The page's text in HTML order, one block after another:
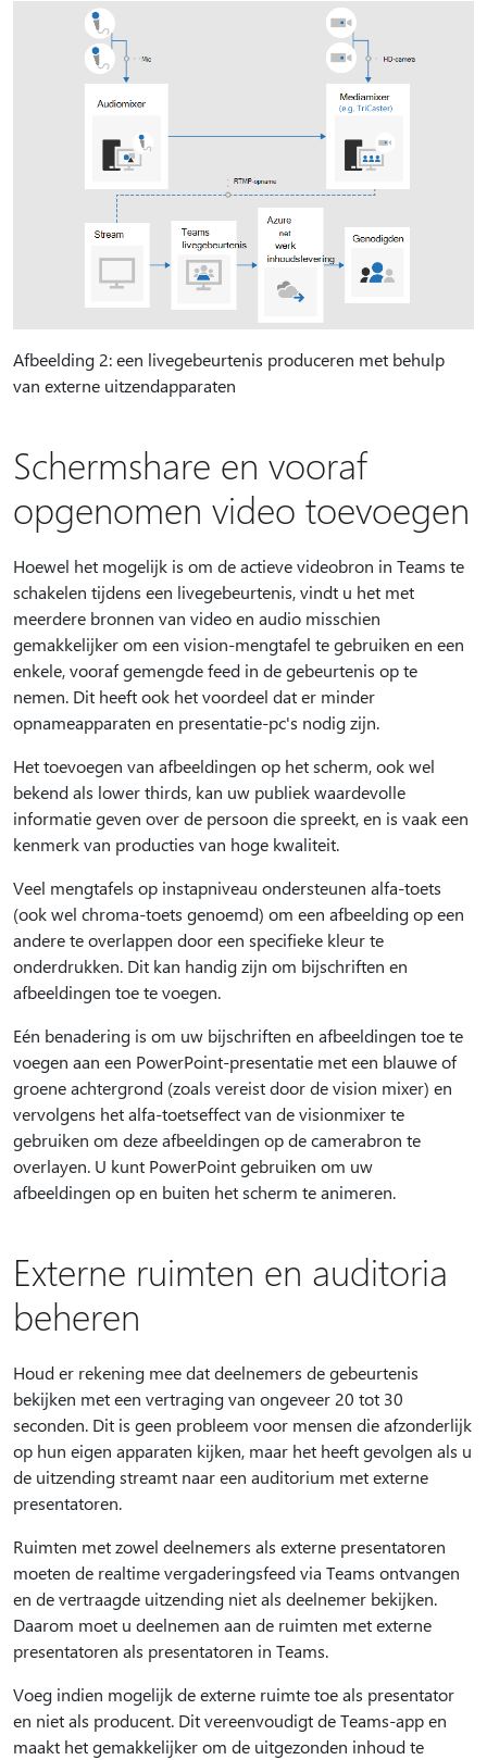
Afbeelding 2: een livegebeurtenis produceren met behulp
van externe uitzendapparaten
Schermshare en vooraf
opgenomen video toevoegen
Hoewel het mogelijk is om de actieve videobron in Teams te
schakelen tijdens een livegebeurtenis, vindt u het met
meerdere bronnen van video en audio misschien
gemakkelijker om een vision-mengtafel te gebruiken en een
enkele, vooraf gemengde feed in de gebeurtenis op te
nemen. Dit heeft ook het voordeel dat er minder
opnameapparaten en presentatie-pc's nodig zijn.
Het toevoegen van afbeeldingen op het scherm, ook wel
bekend als lower thirds, kan uw publiek waardevolle
informatie geven over de persoon die spreekt, en is vaak een
kenmerk van producties van hoge kwaliteit.
Veel mengtafels op instapniveau ondersteunen alfa-toets
(ook wel chroma-toets genoemd) om een afbeelding op een
andere te overlappen door een specifieke kleur te
onderdrukken. Dit kan handig zijn om bijschriften en
afbeeldingen toe te voegen.
Eén benadering is om uw bijschriften en afbeeldingen toe te
voegen aan een PowerPoint-presentatie met een blauwe of
groene achtergrond (zoals vereist door de vision mixer) en
vervolgens het alfa-toetseffect van de visionmixer te
gebruiken om deze afbeeldingen op de camerabron te
overlayen. U kunt PowerPoint gebruiken om uw
afbeeldingen op en buiten het scherm te animeren.
Externe ruimten en auditoria
beheren
Houd er rekening mee dat deelnemers de gebeurtenis
bekijken met een vertraging van ongeveer 20 tot 30
seconden. Dit is geen probleem voor mensen die afzonderlijk
op hun eigen apparaten kijken, maar het heeft gevolgen als u
de uitzending streamt naar een auditorium met externe
presentatoren.
Ruimten met zowel deelnemers als externe presentatoren
moeten de realtime vergaderingsfeed via Teams ontvangen
en de vertraagde uitzending niet als deelnemer bekijken.
Daarom moet u deelnemen aan de ruimten met externe
presentatoren als presentatoren in Teams.
Voeg indien mogelijk de externe ruimte toe als presentator
en niet als producent. Dit vereenvoudigt de Teams-app en
maakt het gemakkelijker om de uitgezonden inhoud te